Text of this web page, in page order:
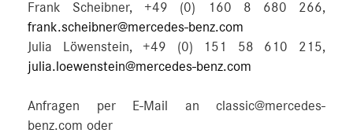
Frank Scheibner, +49 (0) 160 8 680 266,
frank.scheibner@mercedes-benz.com
Julia Löwenstein, +49 (0) 151 58 610 215,
julia.loewenstein@mercedes-benz.com
Anfragen per E-Mail an classic@mercedes-
benz.com oder